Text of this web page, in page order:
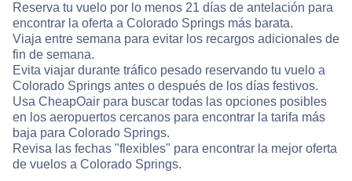
Reserva tu vuelo por lo menos 21 días de antelación para
encontrar la oferta a Colorado Springs más barata.
Viaja entre semana para evitar los recargos adicionales de
fin de semana.
Evita viajar durante tráfico pesado reservando tu vuelo a
Colorado Springs antes o después de los días festivos.
Usa CheapOair para buscar todas las opciones posibles
en los aeropuertos cercanos para encontrar la tarifa más
baja para Colorado Springs.
Revisa las fechas "flexibles" para encontrar la mejor oferta
de vuelos a Colorado Springs.